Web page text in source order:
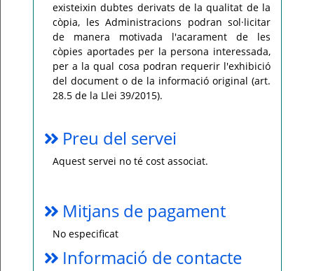
existeixin dubtes derivats de la qualitat de la
còpia, les Administracions podran sol·licitar
de manera motivada l'acarament de les
còpies aportades per la persona interessada,
per a la qual cosa podran requerir l'exhibició
del document o de la informació original (art.
28.5 de la Llei 39/2015).
Preu del servei
Aquest servei no té cost associat.
Mitjans de pagament
No especificat
Informació de contacte